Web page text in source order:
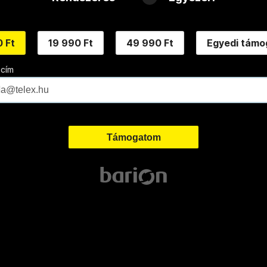
Ft 19 990 Ft 49 990 Ft Egyedi